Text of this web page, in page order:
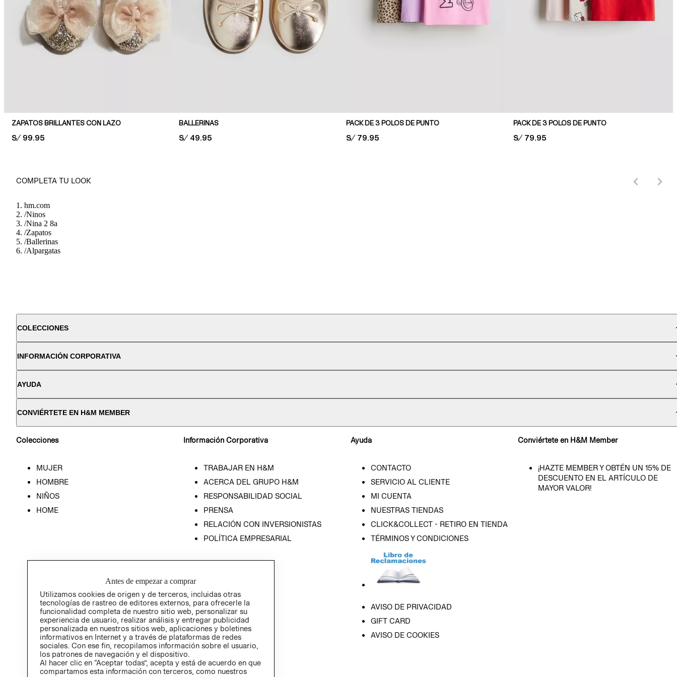
ZAPATOS BRILLANTES CON LAZO
PRICE:
S/ 99.95
BALLERINAS
PRICE:
S/ 49.95
PACK DE 3 POLOS DE PUNTO
PRICE:
S/ 79.95
PACK DE 3 POLOS DE PUNTO
PRICE:
S/ 79.95
COMPLETA TU LOOK
hm.com
/Ninos
/Nina 2 8a
/Zapatos
/Ballerinas
/Alpargatas
COLECCIONES
INFORMACIÓN CORPORATIVA
AYUDA
CONVIÉRTETE EN H&M MEMBER
Colecciones
MUJER
HOMBRE
NIÑOS
HOME
Información Corporativa
TRABAJAR EN H&M
ACERCA DEL GRUPO H&M
RESPONSABILIDAD SOCIAL
PRENSA
RELACIÓN CON INVERSIONISTAS
POLÍTICA EMPRESARIAL
Ayuda
CONTACTO
SERVICIO AL CLIENTE
MI CUENTA
NUESTRAS TIENDAS
CLICK&COLLECT - RETIRO EN TIENDA
TÉRMINOS Y CONDICIONES
AVISO DE PRIVACIDAD
GIFT CARD
AVISO DE COOKIES
Conviértete en H&M Member
¡HAZTE MEMBER Y OBTÉN UN 15% DE
DESCUENTO EN EL ARTÍCULO DE
MAYOR VALOR!
Antes de empezar a comprar
Utilizamos cookies de origen y de terceros, incluidas otras
tecnologías de rastreo de editores externos, para ofrecerle la
funcionalidad completa de nuestro sitio web, personalizar su
experiencia de usuario, realizar análisis y entregar publicidad
personalizada en nuestros sitios web, aplicaciones y boletines
informativos en Internet y a través de plataformas de redes
sociales. Con ese fin, recopilamos información sobre el usuario,
los patrones de navegación y el dispositivo.
Al hacer clic en “Aceptar todas”, acepta y está de acuerdo en que
compartamos esta información con terceros, como nuestros